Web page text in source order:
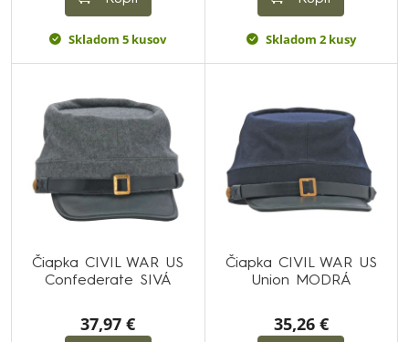
Skladom 5 kusov Skladom 2 kusy
Čiapka CIVIL WAR US
Confederate SIVÁ
37,97 €
Čiapka CIVIL WAR US
Union MODRÁ
35,26 €